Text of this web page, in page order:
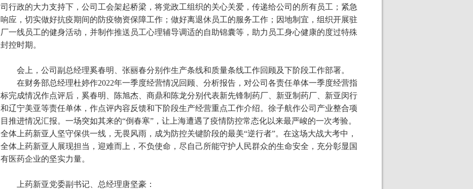
司行政的大力支持下，公司工会架起桥梁，将党政工组织的关心关爱，传递给公司的所有员工；紧急
响应，切实做好抗疫期间的防疫物资保障工作；做好离退休员工的服务工作；因地制宜，组织开展驻
厂一线员工的健身活动，并制作推送员工心理辅导调适的自助锦囊等，助力员工身心健康的度过特殊
封控时期。
会上，公司副总经理奚春明、张丽春分别作生产条线和质量条线工作回顾及下阶段工作部署。
在财务部总经理杜婷作2022年一季度经营情况回顾、分析报告，对公司各责任单体一季度经营指
标完成情况作点评后，奚春明、陈旭杰、商鼎和陈龙分别代表新先锋制药厂、新亚制药厂、新亚闵行
和辽宁美亚等责任单体，作点评内容反馈和下阶段生产经营重点工作介绍。徐子航作公司产业整合项
目推进情况汇报。一场突如其来的“倒春寒”，让上海遭遇了疫情防控常态化以来最严峻的一次考验。
全体上药新亚人坚守保供一线，无畏风雨，成为防控关键阶段的最美“逆行者”。在这场大战大考中，
全体上药新亚人展现担当，迎难而上，不负使命，尽自己所能守护人民群众的生命安全，充分彰显国
有医药企业的坚实力量。
上药新亚党委副书记、总经理唐坚豪：